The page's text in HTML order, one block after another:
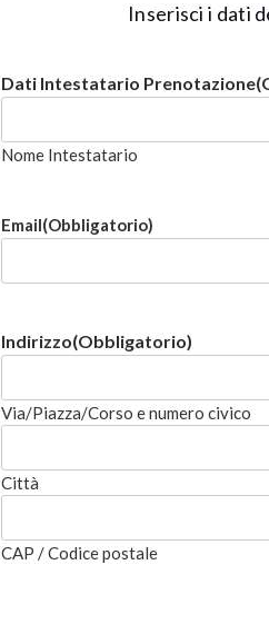
Inserisci i dati
Dati Intestatario Prenotazione
Nome Intestatario
Email(Obbligatorio)
Indirizzo(Obbligatorio)
Via/Piazza/Corso e numero civico
Città
CAP / Codice postale